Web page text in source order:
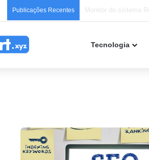
Publicações Recentes
Tecnologia